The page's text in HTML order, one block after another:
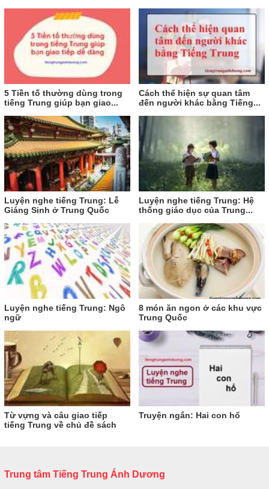
5 Tiền tố thường dùng trong
tiếng Trung giúp bạn giao...
Cách thể hiện sự quan tâm
đến người khác bằng Tiếng...
Luyện nghe tiếng Trung: Lễ
Giáng Sinh ở Trung Quốc
Luyện nghe tiếng Trung: Hệ
thống giáo dục của Trung...
Luyện nghe tiếng Trung: Ngô
ngữ
8 món ăn ngon ở các khu vực
Trung Quốc
Từ vựng và câu giao tiếp
tiếng Trung về chủ đề sách
Truyện ngắn: Hai con hổ
Trung tâm Tiếng Trung Ánh Dương